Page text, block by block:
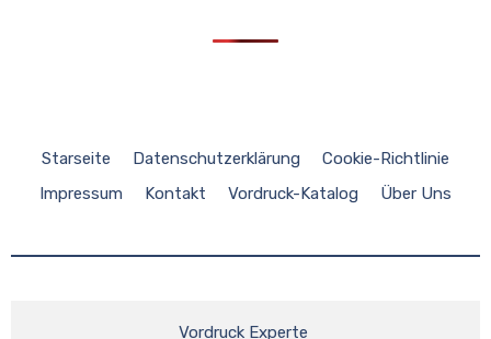
Starseite Datenschutzerklärung
Cookie-Richtlinie
Impressum
Kontakt Vordruck-Katalog Über Uns
Vordruck Experte